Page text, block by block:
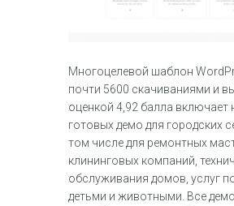
Многоцелевой шаблон
почти 5600 скачиваниями и
оценкой 4,92 балла включает
готовых демо для городских
том числе для ремонтных
клининговых компаний,
обслуживания домов, услуг
детьми и животными. Все